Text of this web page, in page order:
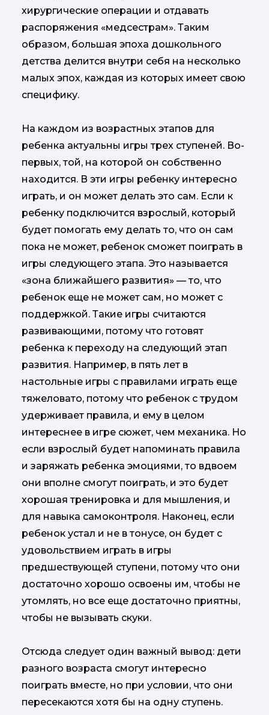
хирургические операции и отдавать
распоряжения «медсестрам». Таким
образом, большая эпоха дошкольного
детства делится внутри себя на несколько
малых эпох, каждая из которых имеет свою
специфику.
На каждом из возрастных этапов для
ребенка актуальны игры трех ступеней. Во-
первых, той, на которой он собственно
находится. В эти игры ребенку интересно
играть, и он может делать это сам. Если к
ребенку подключится взрослый, который
будет помогать ему делать то, что он сам
пока не может, ребенок сможет поиграть в
игры следующего этапа. Это называется
«зона ближайшего развития» — то, что
ребенок еще не может сам, но может с
поддержкой. Такие игры считаются
развивающими, потому что готовят
ребенка к переходу на следующий этап
развития. Например, в пять лет в
настольные игры с правилами играть еще
тяжеловато, потому что ребенок с трудом
удерживает правила, и ему в целом
интереснее в игре сюжет, чем механика. Но
если взрослый будет напоминать правила
и заряжать ребенка эмоциями, то вдвоем
они вполне смогут поиграть, и это будет
хорошая тренировка и для мышления, и
для навыка самоконтроля. Наконец, если
ребенок устал и не в тонусе, он будет с
удовольствием играть в игры
предшествующей ступени, потому что они
достаточно хорошо освоены им, чтобы не
утомлять, но все еще достаточно приятны,
чтобы не вызывать скуки.
Отсюда следует один важный вывод: дети
разного возраста смогут интересно
поиграть вместе, но при условии, что они
пересекаются хотя бы на одну ступень.